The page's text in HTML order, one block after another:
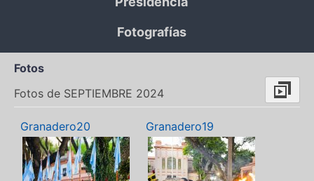
Fotografías
Fotos
Fotos de SEPTIEMBRE 2024
Granadero20 Granadero19